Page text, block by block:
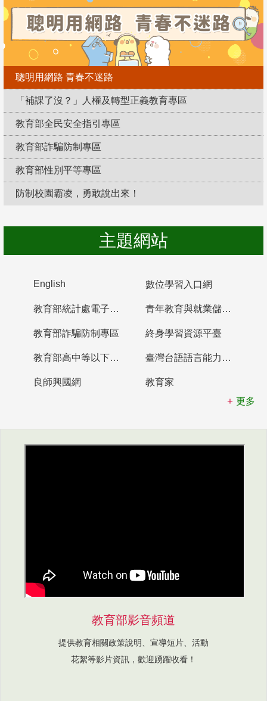
聰明用網路 青春不迷路
「補課了沒？」人權及轉型正義教育專區
教育部全民安全指引專區
教育部詐騙防制專區
教育部性別平等專區
防制校園霸凌，勇敢說出來！
主題網站
English 數位學習入口網
教育部統計處電子書櫃 青年教育與就業儲蓄帳戶
教育部詐騙防制專區 終身學習資源平臺
教育部高中等以下學校及幼兒園教師資格檢定考試 臺灣台語語言能力認證網站
良師興國網
教育家
更多
教育部影音頻道
提供教育相關政策說明、宣導短片、活動
花絮等影片資訊，歡迎踴躍收看！